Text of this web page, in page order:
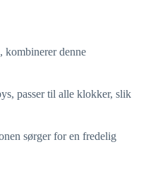
kombinerer denne
passer til alle klokker, slik
sørger for en fredelig